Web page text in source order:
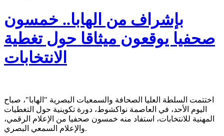
بإشراف من الهابا.. خمسون
صحفيا يوقعون ميثاقا حول تغطية
الانتخابات
اختتمت السلطة العليا الصحافة والسمعيات البصرية "الهابا"، صباح
اليوم الأحد، في العاصمة نواكشوط، دورة تكوينية حول التغطيات
المهنية للانتخابات، استفاد منه خمسون صحفيا من الإعلام الرقمي،
والإعلام السمعي البصري.